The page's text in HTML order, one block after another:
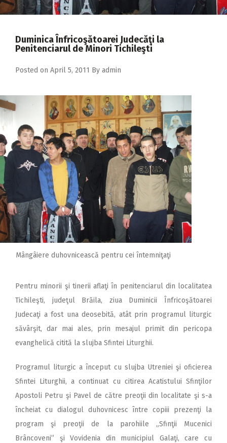
2018
2016
2011
2009
Duminica Înfricoşătoarei Judecăţi la
Penitenciarul de Minori Tichileşti
Posted on April 5, 2011 By admin
Mângâiere duhovnicească pentru cei întemniţaţi
Pentru minorii şi tinerii aflaţi în penitenciarul din localitatea
Tichileşti, judeţul Brăila, ziua Duminicii Înfricoşătoarei
Judecaţi a fost una deosebită, atât prin programul liturgic
săvârşit, dar mai ales, prin mesajul primit din pericopa
evanghelică citită la slujba Sfintei Liturghii.
Programul liturgic a început cu slujba Utreniei şi oficierea
Sfintei Liturghii, a continuat cu citirea Acatistului Sfinţilor
Apostoli Petru şi Pavel de către preoţii din localitate şi s-a
încheiat cu dialogul duhovnicesc între copiii prezenţi la
program şi preoţii de la parohiile „Sfinţii Mucenici
Brâncoveni” şi Vovidenia din municipiul Galaţi, care cu